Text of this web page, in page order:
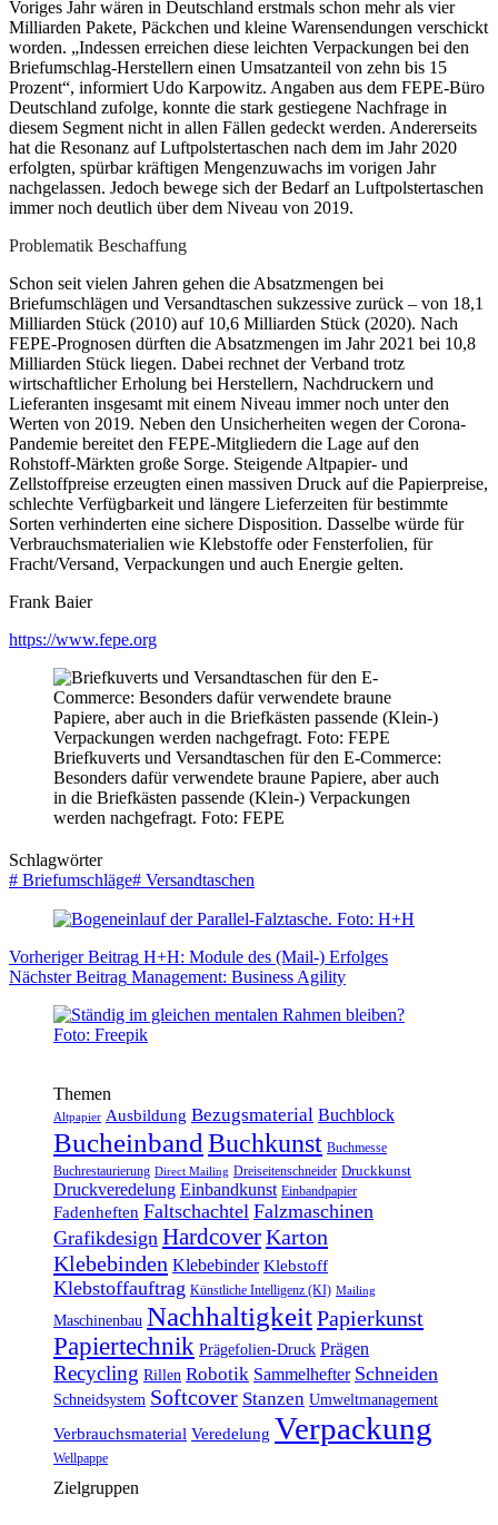
Voriges Jahr wären in Deutschland erstmals schon mehr als vier
Milliarden Pakete, Päckchen und kleine Warensendungen verschickt
worden. „Indessen erreichen diese leichten Verpackungen bei den
Briefumschlag-Herstellern einen Umsatzanteil von zehn bis 15
Prozent“, informiert Udo Karpowitz. Angaben aus dem FEPE-Büro
Deutschland zufolge, konnte die stark gestiegene Nachfrage in
diesem Segment nicht in allen Fällen gedeckt werden. Andererseits
hat die Resonanz auf Luftpolstertaschen nach dem im Jahr 2020
erfolgten, spürbar kräftigen Mengenzuwachs im vorigen Jahr
nachgelassen. Jedoch bewege sich der Bedarf an Luftpolstertaschen
immer noch deutlich über dem Niveau von 2019.
Problematik Beschaffung
Schon seit vielen Jahren gehen die Absatzmengen bei
Briefumschlägen und Versandtaschen sukzessive zurück – von 18,1
Milliarden Stück (2010) auf 10,6 Milliarden Stück (2020). Nach
FEPE-Prognosen dürften die Absatzmengen im Jahr 2021 bei 10,8
Milliarden Stück liegen. Dabei rechnet der Verband trotz
wirtschaftlicher Erholung bei Herstellern, Nachdruckern und
Lieferanten insgesamt mit einem Niveau immer noch unter den
Werten von 2019. Neben den Unsicherheiten wegen der Corona-
Pandemie bereitet den FEPE-Mitgliedern die Lage auf den
Rohstoff-Märkten große Sorge. Steigende Altpapier- und
Zellstoffpreise erzeugten einen massiven Druck auf die Papierpreise,
schlechte Verfügbarkeit und längere Lieferzeiten für bestimmte
Sorten verhinderten eine sichere Disposition. Dasselbe würde für
Verbrauchsmaterialien wie Klebstoffe oder Fensterfolien, für
Fracht/Versand, Verpackungen und auch Energie gelten.
Frank Baier
https://www.fepe.org
Briefkuverts und Versandtaschen für den E-Commerce:
Besonders dafür verwendete braune Papiere, aber auch
in die Briefkästen passende (Klein-) Verpackungen
werden nachgefragt. Foto: FEPE
Schlagwörter
# Briefumschläge# Versandtaschen
VorherigerBeitrag H+H: Module des (Mail-) Erfolges
NächsterBeitrag Management: Business Agility
Themen
Altpapier Ausbildung Bezugsmaterial Buchblock
BucheinbandBuchkunst Buchmesse
Buchrestaurierung Direct Mailing Dreiseitenschneider Druckkunst
Druckveredelung Einbandkunst Einbandpapier
Fadenheften Faltschachtel Falzmaschinen
Grafikdesign HardcoverKarton
Klebebinden Klebebinder Klebstoff
Klebstoffauftrag Künstliche Intelligenz (KI) Mailing
Maschinenbau NachhaltigkeitPapierkunst
Papiertechnik Prägefolien-Druck Prägen
Recycling Rillen Robotik Sammelhefter Schneiden
Schneidsystem Softcover Stanzen Umweltmanagement
Verbrauchsmaterial Veredelung Verpackung
Wellpappe
Zielgruppen